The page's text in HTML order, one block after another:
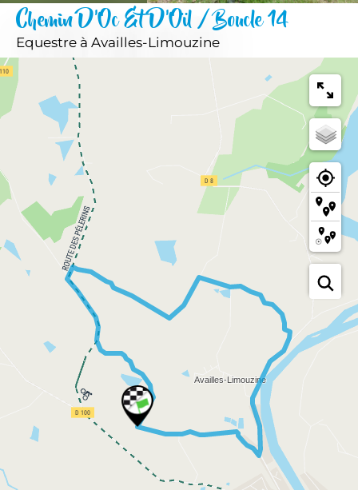
Chemin D'Oc Et D'Oïl / Boucle 14
Equestre à Availles-Limouzine